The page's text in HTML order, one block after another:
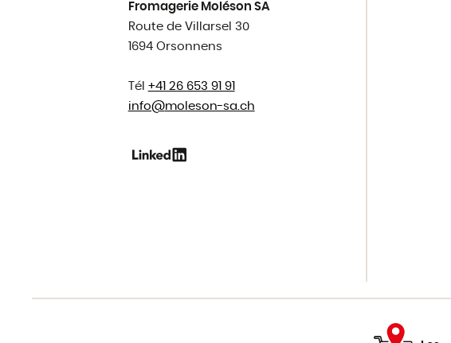
Fromagerie Moléson SA
Route de Villarsel 30
1694 Orsonnens
Tél +41 26 653 91 91
info@moleson-sa.ch